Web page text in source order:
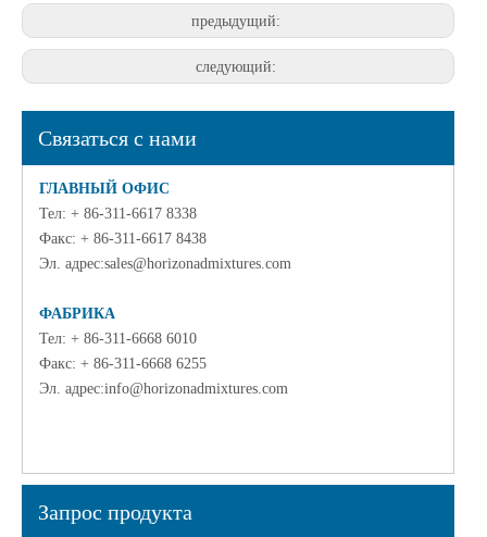
предыдущий:
следующий:
Связаться с нами
ГЛАВНЫЙ ОФИС
Тел: + 86-311-6617 8338
Факс: + 86-311-6617 8438
Эл. адрес:sales@horizonadmixtures.com
ФАБРИКА
Тел: + 86-311-6668 6010
Факс: + 86-311-6668 6255
Эл. адрес:info@horizonadmixtures.com
Запрос продукта